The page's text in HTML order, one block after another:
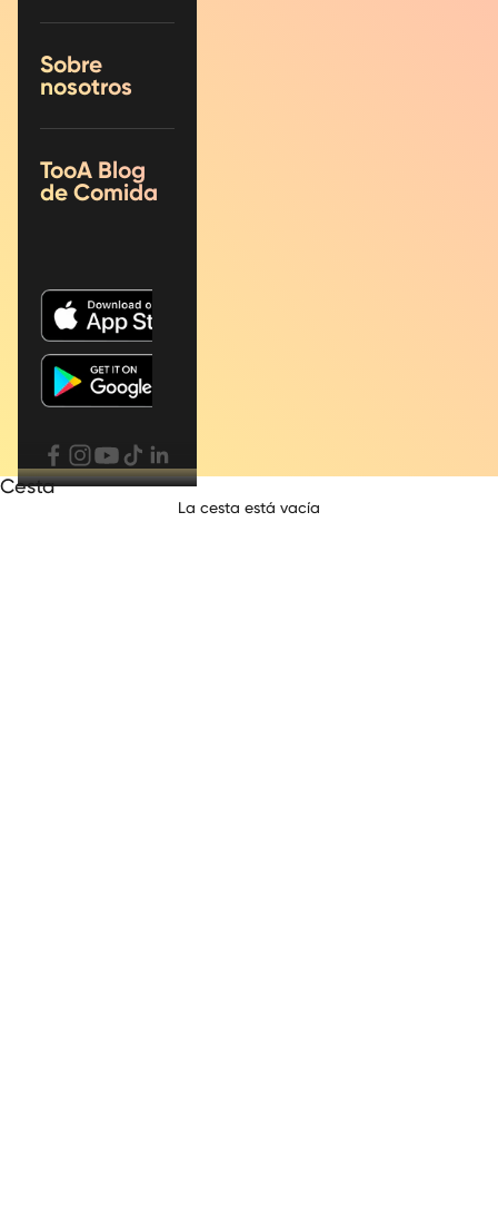
Sobre
nosotros
TooA Blog
de Comida
Cesta
La cesta está vacía
BASI COMPLETE